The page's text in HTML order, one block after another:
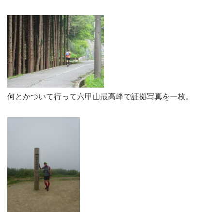
何とかついて行って六甲山最高峰で証拠写真を一枚。